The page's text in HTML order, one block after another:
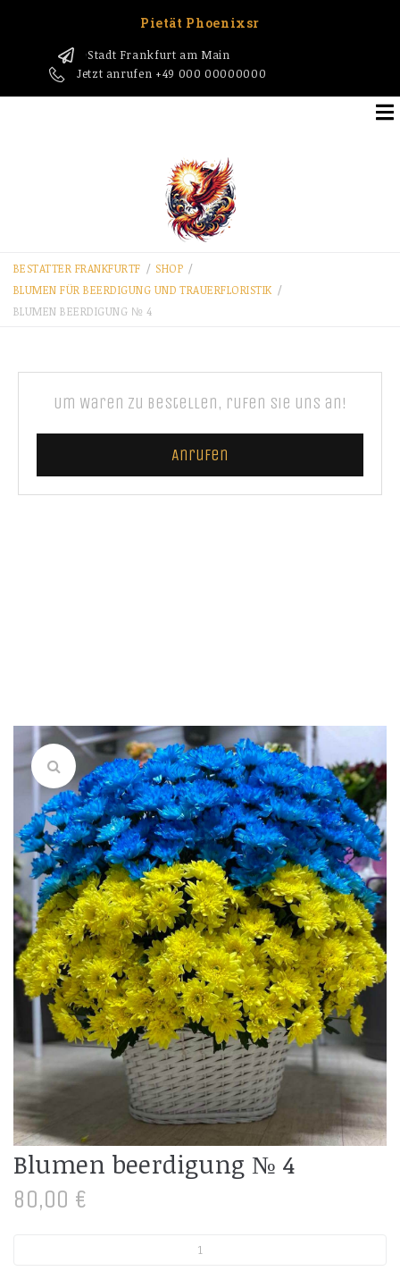
Pietät Phoenixsr
Stadt Frankfurt am Main
Jetzt anrufen +49 000 00000000
BESTATTER FRANKFURT​F / SHOP /
BLUMEN FÜR BEERDIGUNG UND TRAUERFLORISTIK /
BLUMEN BEERDIGUNG № 4
Blumen beerdigung № 4
80,00 €
Um Waren zu bestellen, rufen Sie uns an!
Anrufen